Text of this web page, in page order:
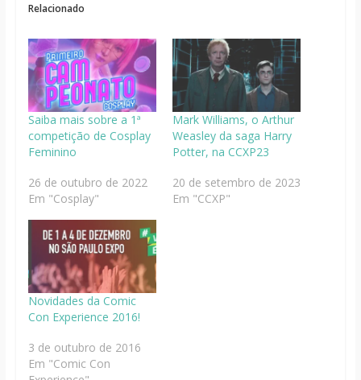
Relacionado
Saiba mais sobre a 1ª
competição de Cosplay
Feminino
26 de outubro de 2022
Em "Cosplay"
Mark Williams, o Arthur
Weasley da saga Harry
Potter, na CCXP23
20 de setembro de 2023
Em "CCXP"
Novidades da Comic
Con Experience 2016!
3 de outubro de 2016
Em "Comic Con